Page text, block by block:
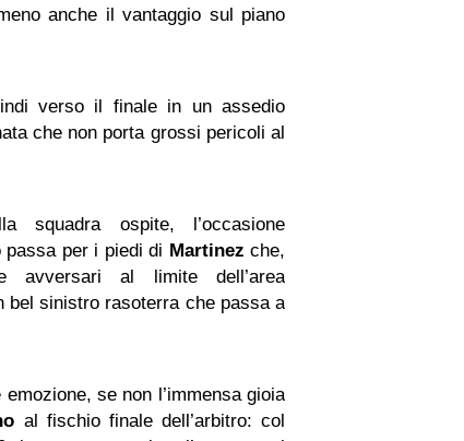
anche il vantaggio sul piano
verso il finale in un assedio
che non porta grossi pericoli al
squadra ospite, l’occasione
passa per i piedi di Martinez che,
avversari al limite dell’area
bel sinistro rasoterra che passa a
se non l’immensa gioia
al fischio finale dell’arbitro: col